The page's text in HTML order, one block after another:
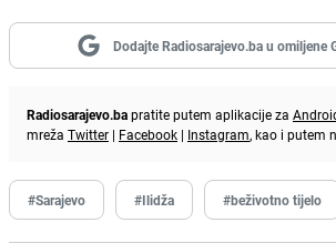
Dodajte Radiosarajevo.ba u omiljene
Radiosarajevo.bapratite putem aplikacije za
mreža Twitter | Facebook | Instagram, kao i putem
#Sarajevo #Ilidža #beživotno tijelo